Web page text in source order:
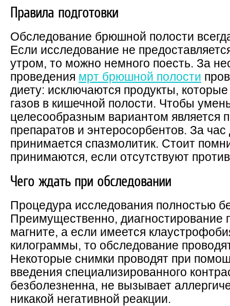
Правила подготовки
Обследование брюшной полости
Если исследование не
утром, то можно немного поесть. За
проведения мрт брюшной полости
диету: исключаются продукты,
газов в кишечной полости. Чтобы
целесообразным вариантом
препаратов и энтеросорбентов. За
принимается спазмолитик. Стоит
принимаются, если отсутствуют
Чего ждать при обследовании
Процедура исследования полностью
Преимущественно, диагностирование
магните, а если имеется
килограммы, то обследование
Некоторые снимки проводят при
введения специализированного
безболезненна, не вызывает
никакой негативной реакции.